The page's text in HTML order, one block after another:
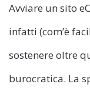
Avviare un sito
infatti (com’è
sostenere oltre
burocratica. La